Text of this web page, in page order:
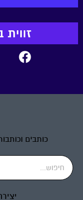
כותבים